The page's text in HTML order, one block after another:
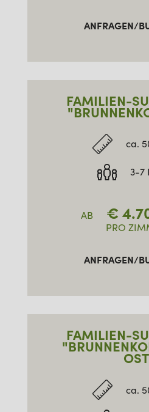
ANFRAGEN/
FAMILIEN-
ca.
3-7
AB €
PRO
ANFRAGEN/
FAMILIEN-
OST
ca.